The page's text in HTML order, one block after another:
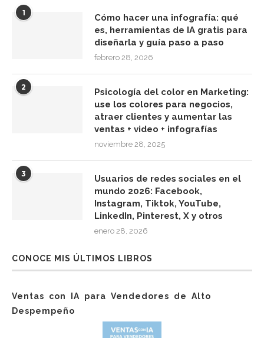
1
Cómo hacer una infografía: qué
es, herramientas de IA gratis para
diseñarla y guía paso a paso
febrero 28, 2026
2
Psicología del color en Marketing:
use los colores para negocios,
atraer clientes y aumentar las
ventas + video + infografías
noviembre 28, 2025
3
Usuarios de redes sociales en el
mundo 2026: Facebook,
Instagram, Tiktok, YouTube,
LinkedIn, Pinterest, X y otros
enero 28, 2026
CONOCE MIS ÚLTIMOS LIBROS
Ventas con IA para Vendedores de Alto
Despempeño